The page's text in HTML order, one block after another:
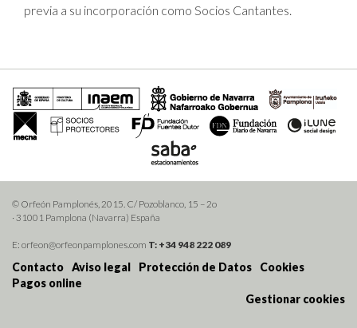
previa a su incorporación como Socios Cantantes.
© Orfeón Pamplonés, 2015. C/ Pozoblanco, 15 – 2o
· 31001 Pamplona (Navarra) España
E: orfeon@orfeonpamplones.com T: +34 948 222 089
Contacto Aviso legal Protección de Datos
Cookies
Pagos online
Gestionar cookies